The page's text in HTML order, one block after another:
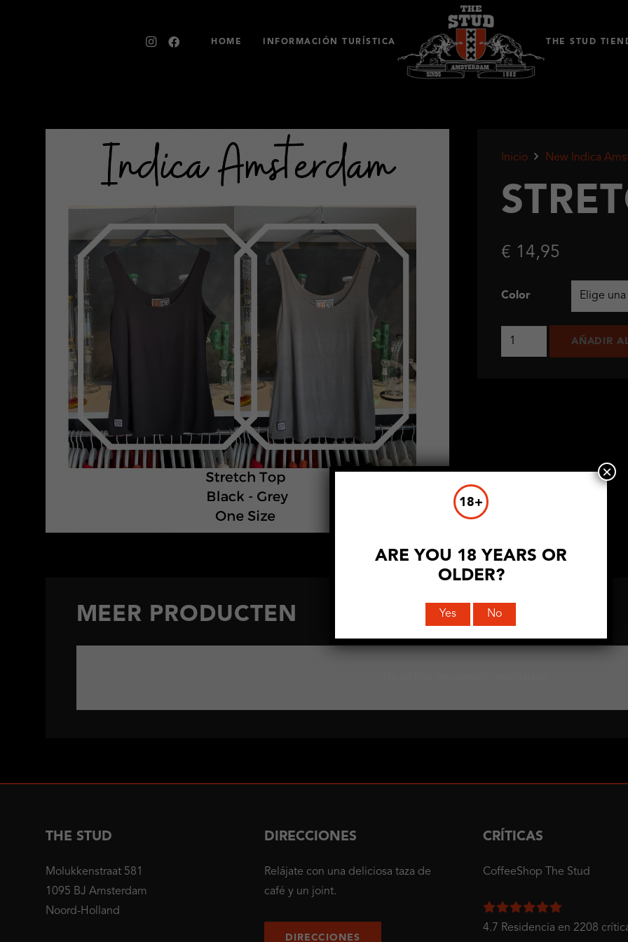
HOME INFORMACIÓN TURÍSTICA THE STUD
Inicio New Indica
€ 14,95
Color
Stretch
Top
AÑADIR
MEER PRODUCTEN
THE STUD
Molukkenstraat 581
1095 BJ Amsterdam
Noord-Holland
DIRECCIONES
Relájate con una deliciosa taza de
café y un joint.
DIRECCIONES
CRÍTICAS
CoffeeShop The Stud
4.7 Residencia en 2208
18+
ARE YOU 18 YEARS OR
OLDER?
Yes No
×